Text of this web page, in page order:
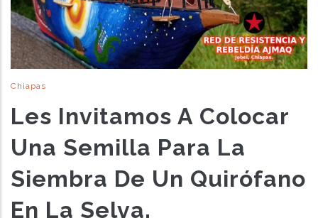
Chiapas
Les Invitamos A Colocar
Una Semilla Para La
Siembra De Un Quirófano
En La Selva.